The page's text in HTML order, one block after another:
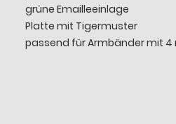
grüne Emailleeinlage
Platte mit Tigermuster
passend für Armbänder mit